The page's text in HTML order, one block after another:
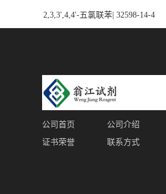
2,3,3',4,4'-五氯联苯| 32598-14-4
公司首页 公司介绍
证书荣誉
联系方式